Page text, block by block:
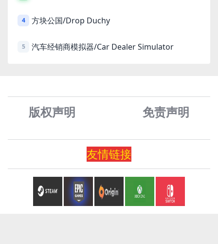
4 方块公国/Drop Duchy
5 汽车经销商模拟器/Car Dealer Simulator
版权声明 免责声明
友情链接